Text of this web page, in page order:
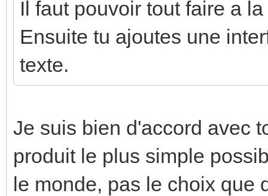
Il faut pouvoir tout faire a
Ensuite tu ajoutes une
texte.
Je suis bien d'accord avec
produit le plus simple
le monde, pas le choix que